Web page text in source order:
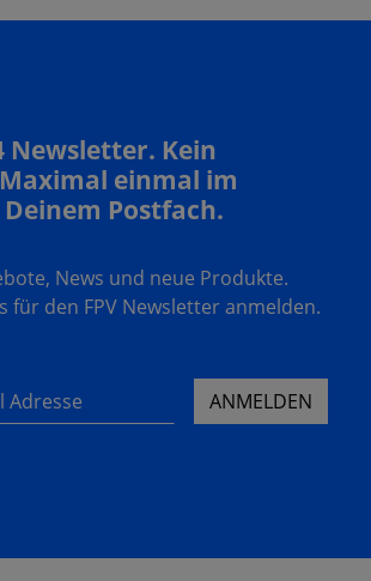
Newsletter. Kein
einmal im
Postfach.
News und neue Produkte.
für den FPV Newsletter anmelden.
ANMELDEN